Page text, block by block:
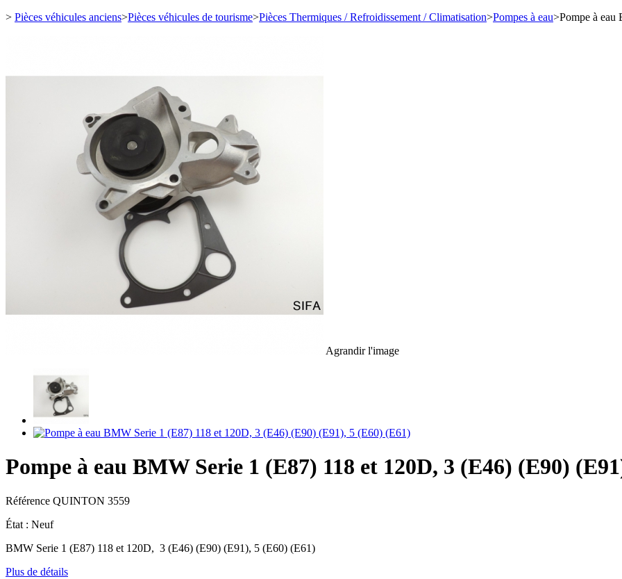
> Pièces véhicules anciens>Pièces véhicules de tourisme>Pièces Thermiques / Refroidissement / Climatisation>Pompes à eau>Pompe à
Agrandir l'image
Pompe à eau BMW Serie 1 (E87) 118 et 120D, 3 (E46) (E90)
Référence QUINTON 3559
État : Neuf
BMW Serie 1 (E87) 118 et 120D, 3 (E46) (E90) (E91), 5 (E60) (E61)
Plus de détails